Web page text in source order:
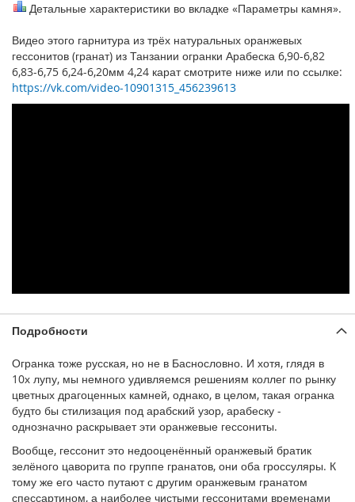
Детальные характеристики во вкладке «Параметры камня».
Видео этого гарнитура из трёх натуральных оранжевых
гессонитов (гранат) из Танзании огранки Арабеска 6,90-6,82
6,83-6,75 6,24-6,20мм 4,24 карат смотрите ниже или по ссылке:
https://vk.com/video-10901315_456239613
Подробности
Огранка тоже русская, но не в Баснословно. И хотя, глядя в
10х лупу, мы немного удивляемся решениям коллег по рынку
цветных драгоценных камней, однако, в целом, такая огранка
будто бы стилизация под арабский узор, арабеску -
однозначно раскрывает эти оранжевые гессониты.
Вообще, гессонит это недооценённый оранжевый братик
зелёного цаворита по группе гранатов, они оба гроссуляры. К
тому же его часто путают с другим оранжевым гранатом
спессартином, а наиболее чистыми гессонитами временами